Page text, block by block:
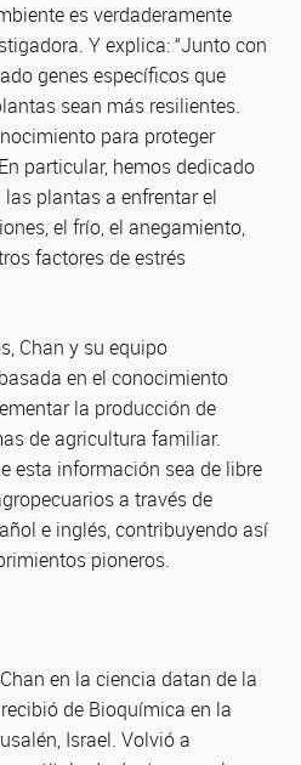
es verdaderamente
Y explica: “Junto con
genes específicos que
sean más resilientes.
para proteger
particular, hemos dedicado
plantas a enfrentar el
el frío, el anegamiento,
factores de estrés
Chan y su equipo
en el conocimiento
la producción de
de agricultura familiar.
esta información sea de libre
a través de
e inglés, contribuyendo así
pioneros.
en la ciencia datan de la
de Bioquímica en la
Israel. Volvió a